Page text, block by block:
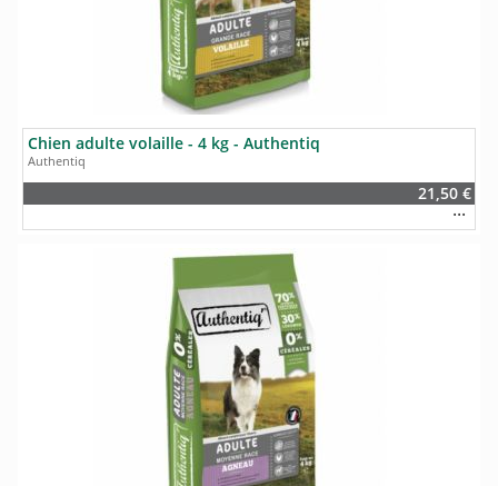
Chien adulte volaille - 4 kg - Authentiq
Authentiq
21,50 €